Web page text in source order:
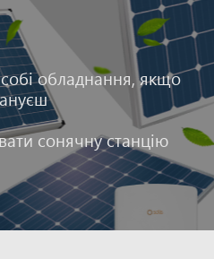
обладнання, якщо
сонячну станцію